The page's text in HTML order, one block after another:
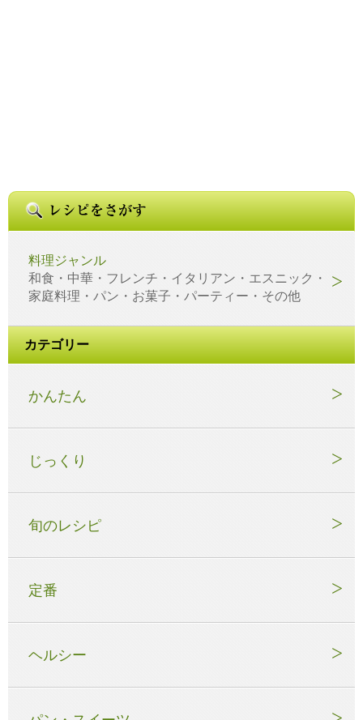
料理ジャンル
和食・中華・フレンチ・イタリアン・エスニック・
家庭料理・パン・お菓子・パーティー・その他
カテゴリー
かんたん
じっくり
旬のレシピ
定番
ヘルシー